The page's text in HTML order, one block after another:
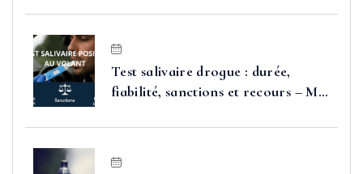
Test salivaire drogue : durée,
fiabilité, sanctions et recours – Me